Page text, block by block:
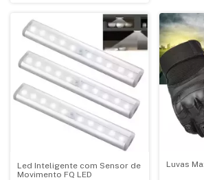
Led Inteligente com Sensor de
Movimento FQ LED
Luvas